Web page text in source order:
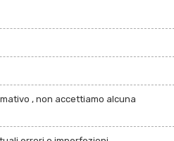
, non accettiamo alcuna